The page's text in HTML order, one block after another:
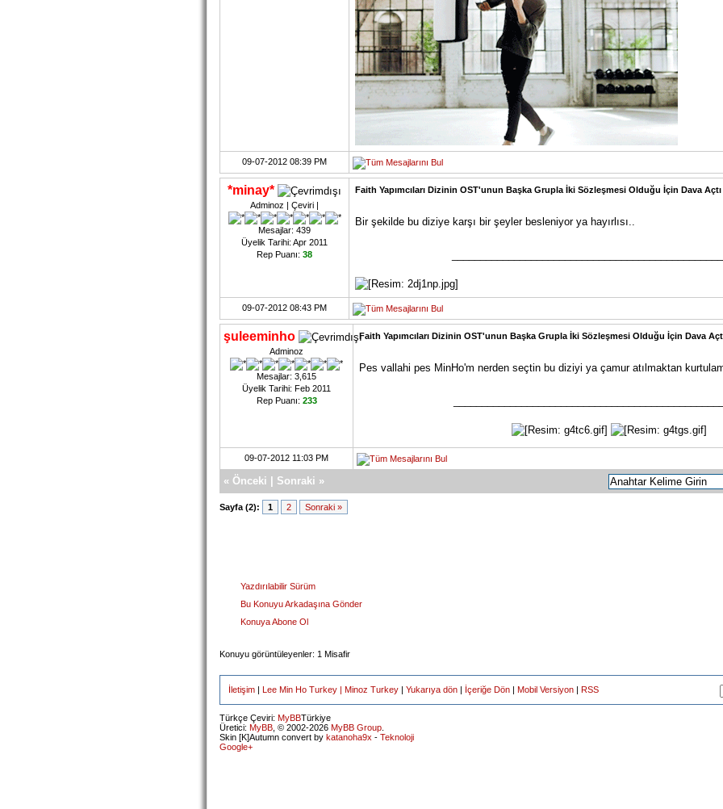
09-07-2012 08:39 PM
*minay*
Adminoz | Çeviri |
Mesajlar: 439
Üyelik Tarihi: Apr 2011
Rep Puanı: 38
Faith Yapımcıları Dizinin OST'unun Başka Grupla İki Sözleşmesi Olduğu İçin Dava Açtı
Bir şekilde bu diziye karşı bir şeyler besleniyor ya hayırlısı..
09-07-2012 08:43 PM
şuleeminho
Adminoz
Mesajlar: 3,615
Üyelik Tarihi: Feb 2011
Rep Puanı: 233
Faith Yapımcıları Dizinin OST'unun Başka Grupla İki Sözleşmesi Olduğu İçin Dava
Pes vallahi pes MinHo'm nerden seçtin bu diziyi ya çamur atılmaktan
09-07-2012 11:03 PM
« Önceki Sonraki »
Sayfa (2): 1 2 Sonraki »
Yazdırılabilir Sürüm
Bu Konuyu Arkadaşına Gönder
Konuya Abone Ol
Konuyu görüntüleyenler: 1 Misafir
İletişim | Lee Min Ho Turkey | Minoz Turkey | Yukarıya dön | İçeriğe Dön | Mobil Versiyon | RSS
Türkçe Çeviri: MyBBTürkiye
Üretici: MyBB , © 2002-2026 MyBB Group
Skin [K]Autumn convert by katanoha9x - Teknoloji
Google+